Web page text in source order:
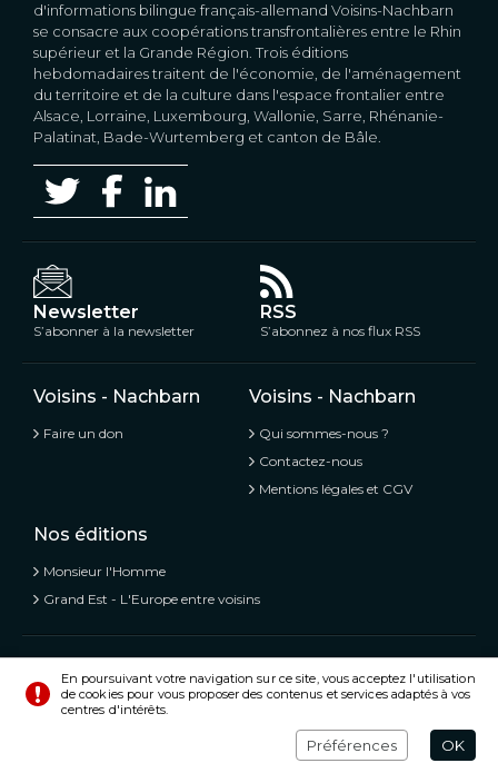
d'informations bilingue français-allemand Voisins-Nachbarn
se consacre aux coopérations transfrontalières entre le Rhin
supérieur et la Grande Région. Trois éditions
hebdomadaires traitent de l'économie, de l'aménagement
du territoire et de la culture dans l'espace frontalier entre
Alsace, Lorraine, Luxembourg, Wallonie, Sarre, Rhénanie-
Palatinat, Bade-Wurtemberg et canton de Bâle.
Newsletter
S’abonner à la newsletter
RSS
S’abonnez à nos flux RSS
Voisins - Nachbarn
Faire un don
Voisins - Nachbarn
Qui sommes-nous ?
Contactez-nous
Mentions légales et CGV
Nos éditions
Monsieur l'Homme
Grand Est - L'Europe entre voisins
Voisins - Nachbarn, L’information libre et mitoyenne
© Tous droits réservés 2020 - 2026
En poursuivant votre navigation sur ce site, vous acceptez l'utilisation
de cookies pour vous proposer des contenus et services adaptés à vos
centres d'intérêts.
Préférences OK